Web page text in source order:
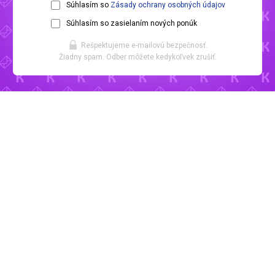
Súhlasím so Zásady ochrany osobných údajov
Súhlasím so zasielaním nových ponúk
Rešpektujeme e-mailovú bezpečnosť.
Žiadny spam. Odber môžete kedykoľvek zrušiť.